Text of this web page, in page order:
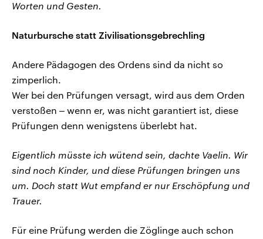
Worten und Gesten.
Naturbursche statt Zivilisationsgebrechling
Andere Pädagogen des Ordens sind da nicht so
zimperlich.
Wer bei den Prüfungen versagt, wird aus dem Orden
verstoßen ‒ wenn er, was nicht garantiert ist, diese
Prüfungen denn wenigstens überlebt hat.
Eigentlich müsste ich wütend sein, dachte Vaelin. Wir
sind noch Kinder, und diese Prüfungen bringen uns
um. Doch statt Wut empfand er nur Erschöpfung und
Trauer.
Für eine Prüfung werden die Zöglinge auch schon